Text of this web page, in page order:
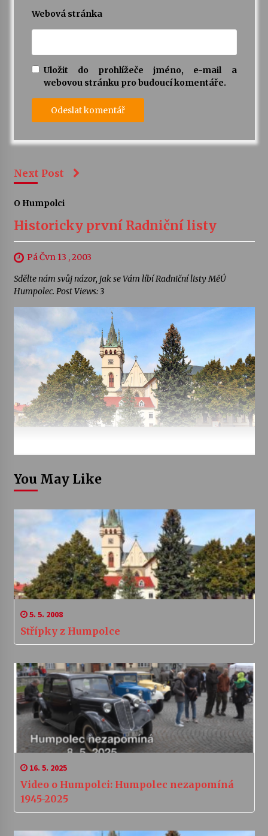
Webová stránka
Uložit do prohlížeče jméno, e-mail a
webovou stránku pro budoucí komentáře.
Next Post
O Humpolci
Historicky první Radniční listy
Pá Čvn 13 , 2003
Sdělte nám svůj názor, jak se Vám líbí Radniční listy MěÚ
Humpolec. Post Views: 3
You May Like
5. 5. 2008
Střípky z Humpolce
16. 5. 2025
Video o Humpolci: Humpolec nezapomíná
1945-2025